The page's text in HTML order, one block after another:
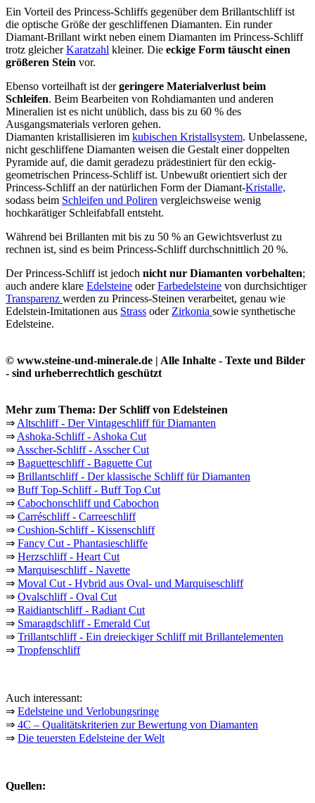
Ein Vorteil des Princess-Schliffs gegenüber dem Brillantschliff ist
die optische Größe der geschliffenen Diamanten. Ein runder
Diamant-Brillant wirkt neben einem Diamanten im Princess-Schliff
trotz gleicherKaratzahl kleiner. Die eckige Form täuscht einen
größeren Stein vor.
Ebenso vorteilhaft ist dergeringere Materialverlust beim
Schleifen. Beim Bearbeiten von Rohdiamanten und anderen
Mineralien ist es nicht unüblich, dass bis zu 60 % des
Ausgangsmaterials verloren gehen.
Diamanten kristallisieren im kubischen Kristallsystem. Unbelassene,
nicht geschliffene Diamanten weisen die Gestalt einer doppelten
Pyramide auf, die damit geradezu prädestiniert für den eckig-
geometrischen Princess-Schliff ist. Unbewußt orientiert sich der
Princess-Schliff an der natürlichen Form der Diamant-Kristalle,
sodass beim Schleifen und Poliren vergleichsweise wenig
hochkarätiger Schleifabfall entsteht.
Während bei Brillanten mit bis zu 50 % an Gewichtsverlust zu
rechnen ist, sind es beim Princess-Schliff durchschnittlich 20 %.
Der Princess-Schliff ist jedoch nicht nur Diamanten vorbehalten;
auch andere klare Edelsteine oderFarbedelsteine von durchsichtiger
Transparenz werden zu Princess-Steinen verarbeitet, genau wie
Edelstein-Imitationen aus Strass oder Zirkonia sowie synthetische
Edelsteine.
© www.steine-und-minerale.de | Alle Inhalte - Texte und Bilder
- sind urheberrechtlich geschützt
Mehr zum Thema: Der Schliff von Edelsteinen
⇒ Altschliff - Der Vintageschliff für Diamanten
⇒ Ashoka-Schliff - Ashoka Cut
⇒ Asscher-Schliff - Asscher Cut
⇒ Baguetteschliff - Baguette Cut
⇒ Brillantschliff - Der klassische Schliff für Diamanten
⇒ Buff Top-Schliff - Buff Top Cut
⇒ Cabochonschliff und Cabochon
⇒ Carréschliff - Carreeschliff
⇒ Cushion-Schliff - Kissenschliff
⇒ Fancy Cut - Phantasieschliffe
⇒ Herzschliff - Heart Cut
⇒ Marquiseschliff - Navette
⇒ Moval Cut - Hybrid aus Oval- und Marquiseschliff
⇒ Ovalschliff - Oval Cut
⇒ Raidiantschliff - Radiant Cut
⇒ Smaragdschliff - Emerald Cut
⇒ Trillantschliff - Ein dreieckiger Schliff mit Brillantelementen
⇒ Tropfenschliff
Auch interessant:
⇒ Edelsteine und Verlobungsringe
⇒ 4C – Qualitätskriterien zur Bewertung von Diamanten
⇒ Die teuersten Edelsteine der Welt
Quellen: